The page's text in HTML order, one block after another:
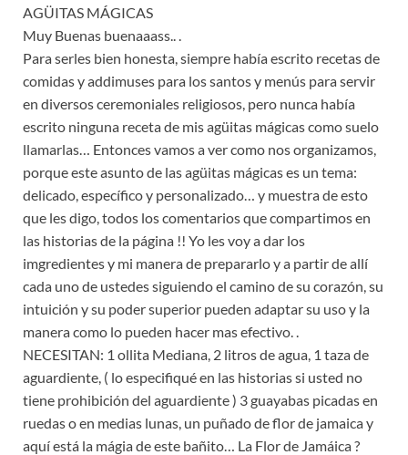
AGÜITAS MÁGICAS
Muy Buenas buenaaass.. .
Para serles bien honesta, siempre había escrito recetas de
comidas y addimuses para los santos y menús para servir
en diversos ceremoniales religiosos, pero nunca había
escrito ninguna receta de mis agüitas mágicas como suelo
llamarlas… Entonces vamos a ver como nos organizamos,
porque este asunto de las agüitas mágicas es un tema:
delicado, específico y personalizado… y muestra de esto
que les digo, todos los comentarios que compartimos en
las historias de la página !! Yo les voy a dar los
imgredientes y mi manera de prepararlo y a partir de allí
cada uno de ustedes siguiendo el camino de su corazón, su
intuición y su poder superior pueden adaptar su uso y la
manera como lo pueden hacer mas efectivo. .
NECESITAN: 1 ollita Mediana, 2 litros de agua, 1 taza de
aguardiente, ( lo especifiqué en las historias si usted no
tiene prohibición del aguardiente ) 3 guayabas picadas en
ruedas o en medias lunas, un puñado de flor de jamaica y
aquí está la mágia de este bañito… La Flor de Jamáica ?